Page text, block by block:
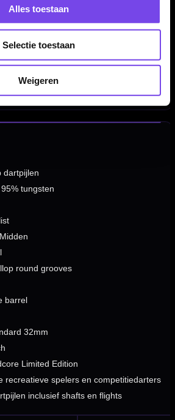
Alles toestaan
Selectie toestaan
Weigeren
grip
barrel
points
dartpijlen
95% tungsten
Midden
round grooves
barrel
32mm
Limited Edition
recreatieve spelers en competitiedarters
inclusief shafts en flights